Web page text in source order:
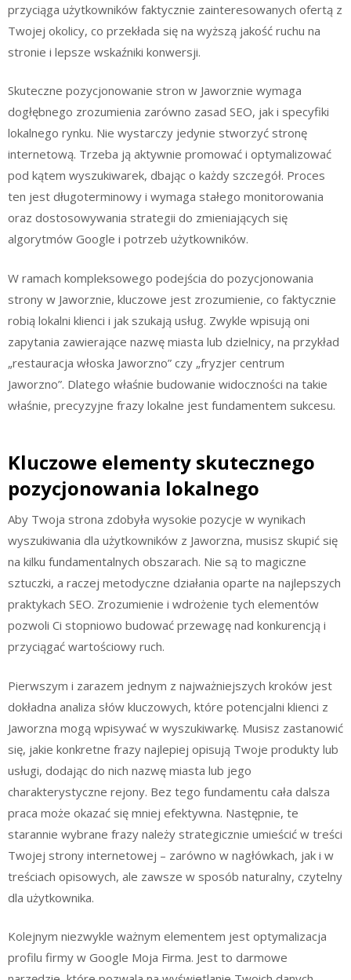
przyciąga użytkowników faktycznie zainteresowanych ofertą z
Twojej okolicy, co przekłada się na wyższą jakość ruchu na
stronie i lepsze wskaźniki konwersji.
Skuteczne pozycjonowanie stron w Jaworznie wymaga
dogłębnego zrozumienia zarówno zasad SEO, jak i specyfiki
lokalnego rynku. Nie wystarczy jedynie stworzyć stronę
internetową. Trzeba ją aktywnie promować i optymalizować
pod kątem wyszukiwarek, dbając o każdy szczegół. Proces
ten jest długoterminowy i wymaga stałego monitorowania
oraz dostosowywania strategii do zmieniających się
algorytmów Google i potrzeb użytkowników.
W ramach kompleksowego podejścia do pozycjonowania
strony w Jaworznie, kluczowe jest zrozumienie, co faktycznie
robią lokalni klienci i jak szukają usług. Zwykle wpisują oni
zapytania zawierające nazwę miasta lub dzielnicy, na przykład
„restauracja włoska Jaworzno” czy „fryzjer centrum
Jaworzno”. Dlatego właśnie budowanie widoczności na takie
właśnie, precyzyjne frazy lokalne jest fundamentem sukcesu.
Kluczowe elementy skutecznego
pozycjonowania lokalnego
Aby Twoja strona zdobyła wysokie pozycje w wynikach
wyszukiwania dla użytkowników z Jaworzna, musisz skupić się
na kilku fundamentalnych obszarach. Nie są to magiczne
sztuczki, a raczej metodyczne działania oparte na najlepszych
praktykach SEO. Zrozumienie i wdrożenie tych elementów
pozwoli Ci stopniowo budować przewagę nad konkurencją i
przyciągać wartościowy ruch.
Pierwszym i zarazem jednym z najważniejszych kroków jest
dokładna analiza słów kluczowych, które potencjalni klienci z
Jaworzna mogą wpisywać w wyszukiwarkę. Musisz zastanowić
się, jakie konkretne frazy najlepiej opisują Twoje produkty lub
usługi, dodając do nich nazwę miasta lub jego
charakterystyczne rejony. Bez tego fundamentu cała dalsza
praca może okazać się mniej efektywna. Następnie, te
starannie wybrane frazy należy strategicznie umieścić w treści
Twojej strony internetowej – zarówno w nagłówkach, jak i w
treściach opisowych, ale zawsze w sposób naturalny, czytelny
dla użytkownika.
Kolejnym niezwykle ważnym elementem jest optymalizacja
profilu firmy w Google Moja Firma. Jest to darmowe